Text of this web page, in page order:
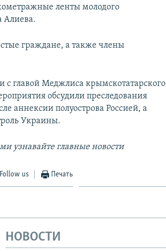
ленты молодого
Алиева.
граждане, а также члены
с главой Меджлиса крымскотатарского
обсудили преследования
аннексии полуострова Россией, а
Украины.
узнавайте главные новости
Follow us Печать
НОВОСТИ